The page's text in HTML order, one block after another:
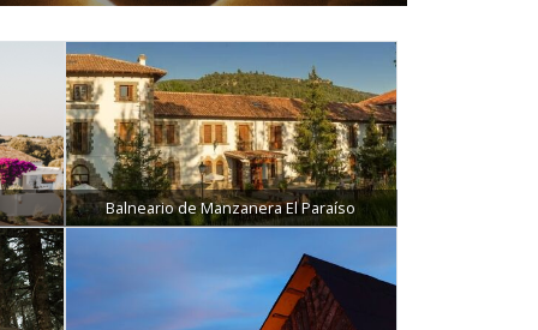
Balneario de Manzanera El Paraíso